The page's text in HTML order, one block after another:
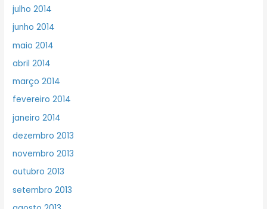
julho 2014
junho 2014
maio 2014
abril 2014
março 2014
fevereiro 2014
janeiro 2014
dezembro 2013
novembro 2013
outubro 2013
setembro 2013